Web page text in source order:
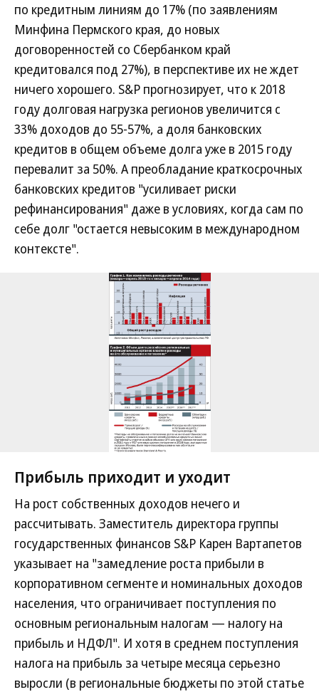
по кредитным линиям до 17% (по заявлениям
Минфина Пермского края, до новых
договоренностей со Сбербанком край
кредитовался под 27%), в перспективе их не ждет
ничего хорошего. S&P прогнозирует, что к 2018
году долговая нагрузка регионов увеличится с
33% доходов до 55-57%, а доля банковских
кредитов в общем объеме долга уже в 2015 году
перевалит за 50%. А преобладание краткосрочных
банковских кредитов "усиливает риски
рефинансирования" даже в условиях, когда сам по
себе долг "остается невысоким в международном
контексте".
Прибыль приходит и уходит
На рост собственных доходов нечего и
рассчитывать. Заместитель директора группы
государственных финансов S&P Карен Вартапетов
указывает на "замедление роста прибыли в
корпоративном сегменте и номинальных доходов
населения, что ограничивает поступления по
основным региональным налогам — налогу на
прибыль и НДФЛ". И хотя в среднем поступления
налога на прибыль за четыре месяца серьезно
выросли (в региональные бюджеты по этой статье